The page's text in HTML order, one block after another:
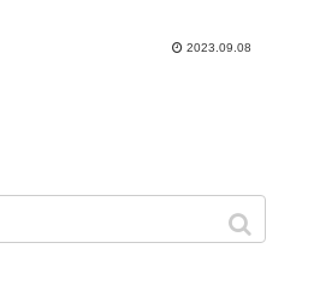
2023.09.08